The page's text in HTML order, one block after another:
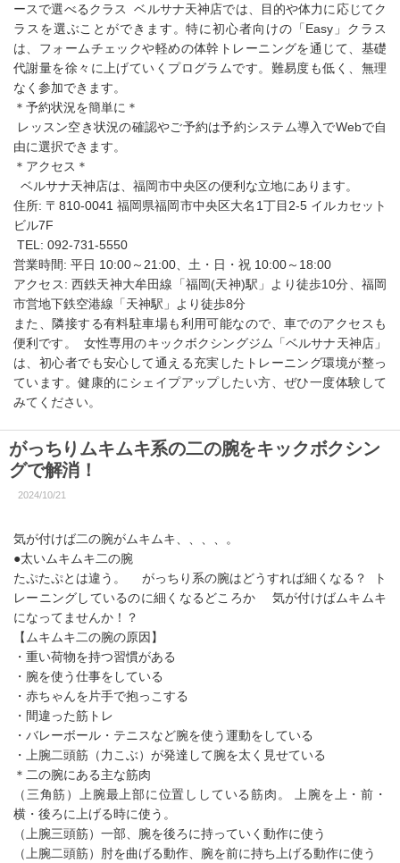
ースで選べるクラス ベルサナ天神店では、目的や体力に応じてク
ラスを選ぶことができます。特に初心者向けの「Easy」クラス
は、フォームチェックや軽めの体幹トレーニングを通じて、基礎
代謝量を徐々に上げていくプログラムです。難易度も低く、無理
なく参加できます。
＊予約状況を簡単に＊
レッスン空き状況の確認やご予約は予約システム導入でWebで自
由に選択できます。
＊アクセス＊
ベルサナ天神店は、福岡市中央区の便利な立地にあります。
住所: 〒810-0041 福岡県福岡市中央区大名1丁目2-5 イルカセット
ビル7F
TEL: 092-731-5550
営業時間: 平日 10:00～21:00、土・日・祝 10:00～18:00
アクセス: 西鉄天神大牟田線「福岡(天神)駅」より徒歩10分、福岡
市営地下鉄空港線「天神駅」より徒歩8分
また、隣接する有料駐車場も利用可能なので、車でのアクセスも
便利です。 女性専用のキックボクシングジム「ベルサナ天神店」
は、初心者でも安心して通える充実したトレーニング環境が整っ
ています。健康的にシェイプアップしたい方、ぜひ一度体験して
みてください。
がっちりムキムキ系の二の腕をキックボクシン
グで解消！
2024/10/21
気が付けば二の腕がムキムキ、、、、。
●太いムキムキ二の腕
たぷたぷとは違う。 がっちり系の腕はどうすれば細くなる？ ト
レーニングしているのに細くなるどころか 気が付けばムキムキ
になってませんか！？
【ムキムキ二の腕の原因】
・重い荷物を持つ習慣がある
・腕を使う仕事をしている
・赤ちゃんを片手で抱っこする
・間違った筋トレ
・バレーボール・テニスなど腕を使う運動をしている
・上腕二頭筋（力こぶ）が発達して腕を太く見せている
＊二の腕にある主な筋肉
（三角筋）上腕最上部に位置ししている筋肉。 上腕を上・前・
横・後ろに上げる時に使う。
（上腕三頭筋）一部、腕を後ろに持っていく動作に使う
（上腕二頭筋）肘を曲げる動作、腕を前に持ち上げる動作に使う